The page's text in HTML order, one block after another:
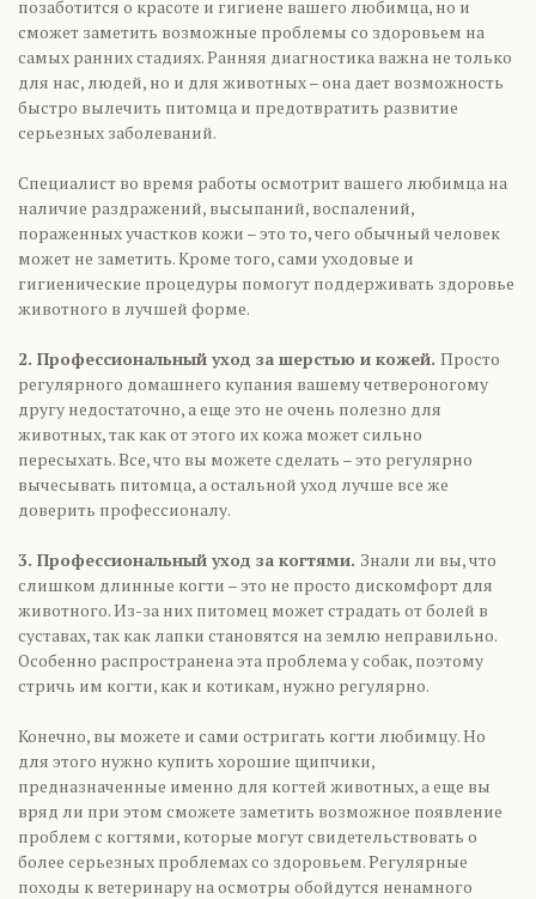
позаботится о красоте и гигиене вашего любимца, но и
сможет заметить возможные проблемы со здоровьем на
самых ранних стадиях. Ранняя диагностика важна не только
для нас, людей, но и для животных – она дает возможность
быстро вылечить питомца и предотвратить развитие
серьезных заболеваний.
Специалист во время работы осмотрит вашего любимца на
наличие раздражений, высыпаний, воспалений,
пораженных участков кожи – это то, чего обычный человек
может не заметить. Кроме того, сами уходовые и
гигиенические процедуры помогут поддерживать здоровье
животного в лучшей форме.
2. Профессиональный уход за шерстью и кожей. Просто
регулярного домашнего купания вашему четвероногому
другу недостаточно, а еще это не очень полезно для
животных, так как от этого их кожа может сильно
пересыхать. Все, что вы можете сделать – это регулярно
вычесывать питомца, а остальной уход лучше все же
доверить профессионалу.
3. Профессиональный уход за когтями. Знали ли вы, что
слишком длинные когти – это не просто дискомфорт для
животного. Из-за них питомец может страдать от болей в
суставах, так как лапки становятся на землю неправильно.
Особенно распространена эта проблема у собак, поэтому
стричь им когти, как и котикам, нужно регулярно.
Конечно, вы можете и сами остригать когти любимцу. Но
для этого нужно купить хорошие щипчики,
предназначенные именно для когтей животных, а еще вы
вряд ли при этом сможете заметить возможное появление
проблем с когтями, которые могут свидетельствовать о
более серьезных проблемах со здоровьем. Регулярные
походы к ветеринару на осмотры обойдутся ненамного